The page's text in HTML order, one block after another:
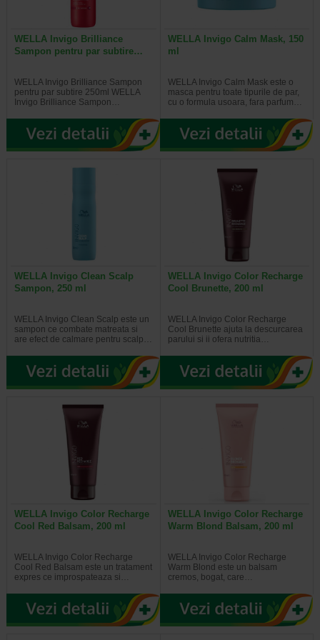
WELLA Invigo Brilliance
Sampon pentru par subtire…
WELLA Invigo Brilliance Sampon
pentru par subtire 250ml WELLA
Invigo Brilliance Sampon…
WELLA Invigo Calm Mask, 150
ml
WELLA Invigo Calm Mask este o
masca pentru toate tipurile de par,
cu o formula usoara, fara parfum…
WELLA Invigo Clean Scalp
Sampon, 250 ml
WELLA Invigo Clean Scalp este un
sampon ce combate matreata si
are efect de calmare pentru scalp…
WELLA Invigo Color Recharge
Cool Brunette, 200 ml
WELLA Invigo Color Recharge
Cool Brunette ajuta la descurcarea
parului si ii ofera nutritia…
WELLA Invigo Color Recharge
Cool Red Balsam, 200 ml
WELLA Invigo Color Recharge
Cool Red Balsam este un tratament
expres ce improspateaza si…
WELLA Invigo Color Recharge
Warm Blond Balsam, 200 ml
WELLA Invigo Color Recharge
Warm Blond este un balsam
cremos, bogat, care…